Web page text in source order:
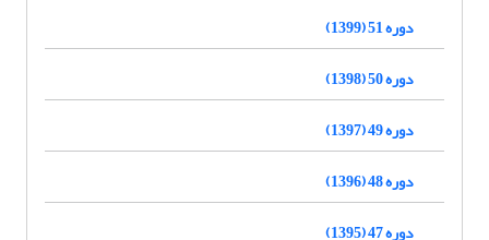
دوره 51 (1399)
دوره 50 (1398)
دوره 49 (1397)
دوره 48 (1396)
دوره 47 (1395)